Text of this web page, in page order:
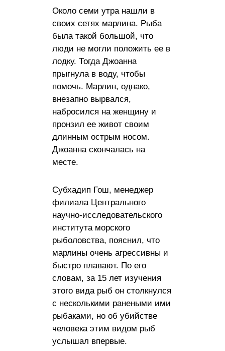
Около семи утра нашли в
своих сетях марлина. Рыба
была такой большой, что
люди не могли положить ее в
лодку. Тогда Джоанна
прыгнула в воду, чтобы
помочь. Марлин, однако,
внезапно вырвался,
набросился на женщину и
пронзил ее живот своим
длинным острым носом.
Джоанна скончалась на
месте.
Субхадип Гош, менеджер
филиала Центрального
научно-исследовательского
института морского
рыболовства, пояснил, что
марлины очень агрессивны и
быстро плавают. По его
словам, за 15 лет изучения
этого вида рыб он столкнулся
с несколькими ранеными ими
рыбаками, но об убийстве
человека этим видом рыб
услышал впервые.